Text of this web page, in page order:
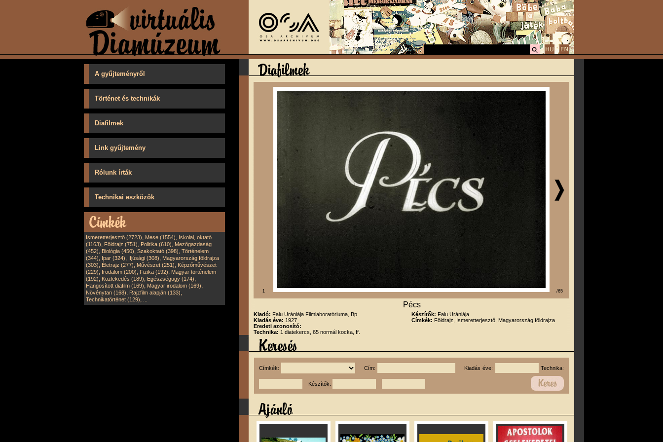
A gyűjteményről
Történet és technikák
Diafilmek
Link gyűjtemény
Rólunk írták
Technikai eszközök
Ismeretterjesztő (2723), Mese (1554), Iskolai, oktató
(1163), Földrajz (751), Politika (610), Mezőgazdaság
(452), Biológia (450), Szakoktató (398), Történelem
(344), Ipar (324), Ifjúsági (308), Magyarország földrajza
(303), Életrajz (277), Művészet (251), Képzőművészet
(229), Irodalom (200), Fizika (192), Magyar történelem
(192), Közlekedés (189), Egészségügy (174),
Hangosított diafilm (169), Magyar irodalom (169),
Növénytan (168), Rajzfilm alapján (133),
Technikatörténet (129),
1 /65
Pécs
Kiadó: Falu Urániája Filmlaboratóriuma, Bp.
Kiadás éve: 1927
Eredeti azonosító:
Technika: 1 diatekercs, 65 normál kocka, ff.
Készítők: Falu Urániája
Címkék: Földrajz, Ismeretterjesztő, Magyarország földrajza
Címkék: Cím: Kiadás éve: Technika:
Készítők: